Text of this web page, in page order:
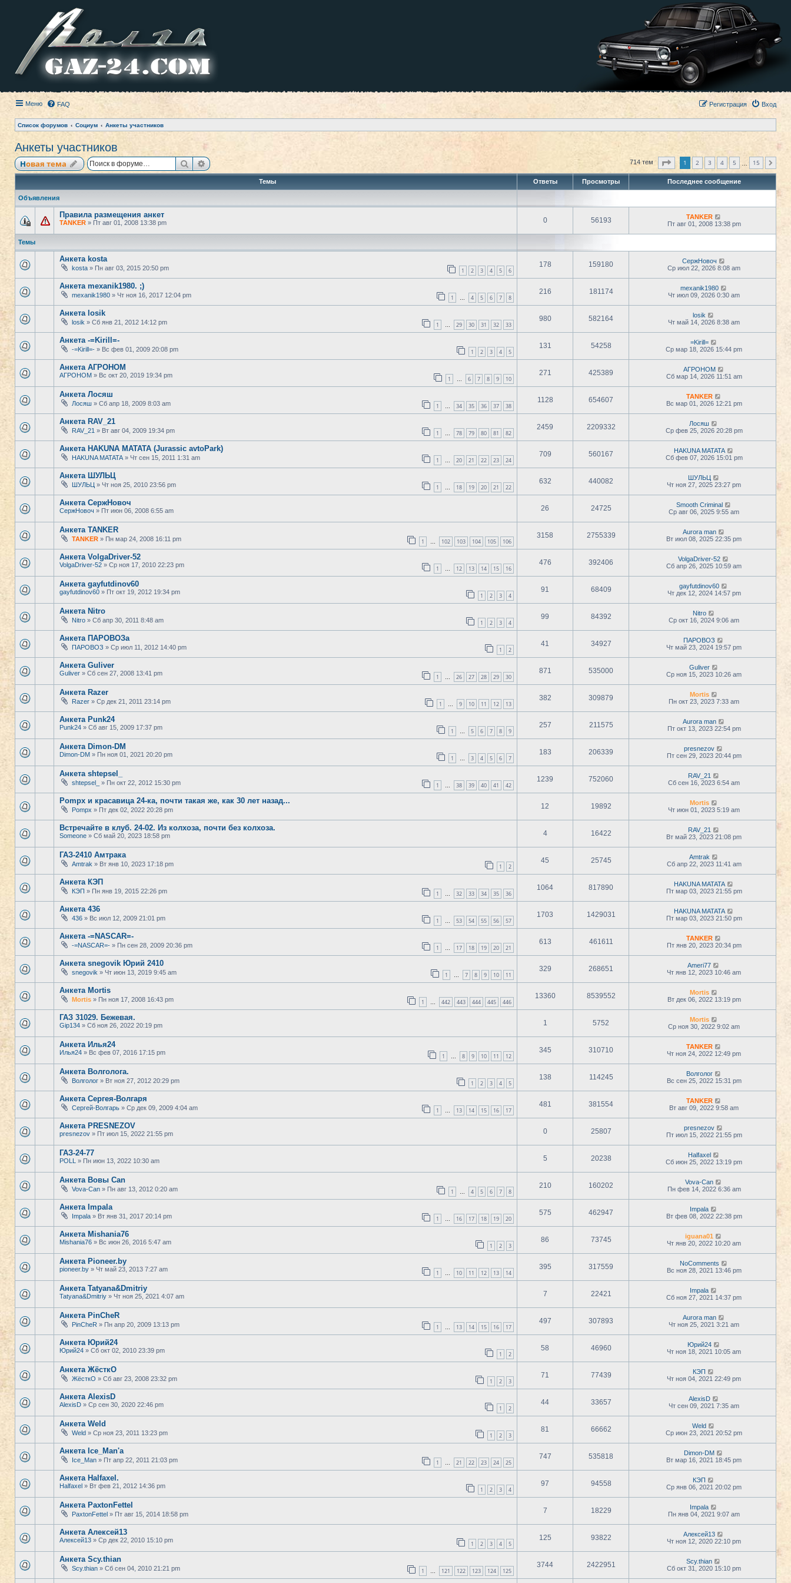
Меню FAQ Вход
Регистрация
Список форумов Социум Анкеты участников
Анкеты участников
Новая тема ПоискРасширенный поиск 714 тем Страница из15
1 2 3 4 5 15
Темы Ответы Просмотры Последнее сообщение
Объявления
Правила размещения анкет
TANKER » Пт авг 01, 2008 13:38 pm 0 56193
TANKER
Пт авг 01, 2008 13:38 pm
Темы
Анкета kosta
kosta » Пн авг 03, 2015 20:50 pm 1 2 3 4 5 6
178 159180
СержНовоч
Ср июл 22, 2026 8:08 am
Анкета mexanik1980. ;)
mexanik1980 » Чт ноя 16, 2017 12:04 pm 1 … 4 5 6 7 8
216 181174
mexanik1980
Чт июл 09, 2026 0:30 am
Анкета losik
losik » Сб янв 21, 2012 14:12 pm 1 … 29 30 31 32 33
980 582164
losik
Чт май 14, 2026 8:38 am
Анкета -=Kirill=-
-=Kirill=- » Вс фев 01, 2009 20:08 pm 1 2 3 4 5
131 54258
=Kirill=
Ср мар 18, 2026 15:44 pm
Анкета АГРОНОМ
АГРОНОМ » Вс окт 20, 2019 19:34 pm 1 … 6 7 8 9 10
271 425389
АГРОНОМ
Сб мар 14, 2026 11:51 am
Анкета Лосяш
Лосяш » Сб апр 18, 2009 8:03 am 1 … 34 35 36 37 38
1128 654607
TANKER
Вс мар 01, 2026 12:21 pm
Анкета RAV_21
RAV_21 » Вт авг 04, 2009 19:34 pm 1 … 78 79 80 81 82
2459 2209332
Лосяш
Ср фев 25, 2026 20:28 pm
Анкета HAKUNA MATATA (Jurassic avtoPark)
HAKUNA MATATA » Чт сен 15, 2011 1:31 am 1 … 20 21 22 23 24
709 560167
HAKUNA MATATA
Сб фев 07, 2026 15:01 pm
Анкета ШУЛЬЦ
ШУЛЬЦ » Чт ноя 25, 2010 23:56 pm 1 … 18 19 20 21 22
632 440082
ШУЛЬЦ
Чт ноя 27, 2025 23:27 pm
Анкета СержНовоч
СержНовоч » Пт июн 06, 2008 6:55 am 26 24725
Smooth Criminal
Ср авг 06, 2025 9:55 am
Анкета TANKER
TANKER » Пн мар 24, 2008 16:11 pm 1 … 102 103 104 105 106
3158 2755339
Aurora man
Вт июл 08, 2025 22:35 pm
Анкета VolgaDriver-52
VolgaDriver-52 » Ср ноя 17, 2010 22:23 pm 1 … 12 13 14 15 16
476 392406
VolgaDriver-52
Сб апр 26, 2025 10:59 am
Анкета gayfutdinov60
gayfutdinov60 » Пт окт 19, 2012 19:34 pm 1 2 3 4
91 68409
gayfutdinov60
Чт дек 12, 2024 14:57 pm
Анкета Nitro
Nitro » Сб апр 30, 2011 8:48 am 1 2 3 4
99 84392
Nitro
Ср окт 16, 2024 9:06 am
Анкета ПАРОВОЗа
ПАРОВОЗ » Ср июл 11, 2012 14:40 pm 1 2
41 34927
ПАРОВОЗ
Чт май 23, 2024 19:57 pm
Анкета Guliver
Guliver » Сб сен 27, 2008 13:41 pm 1 … 26 27 28 29 30
871 535000
Guliver
Ср ноя 15, 2023 10:26 am
Анкета Razer
Razer » Ср дек 21, 2011 23:14 pm 1 … 9 10 11 12 13
382 309879
Mortis
Пн окт 23, 2023 7:33 am
Анкета Punk24
Punk24 » Сб авг 15, 2009 17:37 pm 1 … 5 6 7 8 9
257 211575
Aurora man
Пт окт 13, 2023 22:54 pm
Анкета Dimon-DM
Dimon-DM » Пн ноя 01, 2021 20:20 pm 1 … 3 4 5 6 7
183 206339
presnezov
Пт сен 29, 2023 20:44 pm
Анкета shtepsel_
shtepsel_ » Пн окт 22, 2012 15:30 pm 1 … 38 39 40 41 42
1239 752060
RAV_21
Сб сен 16, 2023 6:54 am
Pompx и красавица 24-ка, почти такая же, как 30 лет назад...
Pompx » Пт дек 02, 2022 20:28 pm 12 19892
Mortis
Чт июн 01, 2023 5:19 am
Встречайте в клуб. 24-02. Из колхоза, почти без колхоза.
Someone » Сб май 20, 2023 18:58 pm 4 16422
RAV_21
Вт май 23, 2023 21:08 pm
ГАЗ-2410 Амтрака
Amtrak » Вт янв 10, 2023 17:18 pm 1 2
45 25745
Amtrak
Сб апр 22, 2023 11:41 am
Анкета КЭП
КЭП » Пн янв 19, 2015 22:26 pm 1 … 32 33 34 35 36
1064 817890
HAKUNA MATATA
Пт мар 03, 2023 21:55 pm
Анкета 436
436 » Вс июл 12, 2009 21:01 pm 1 … 53 54 55 56 57
1703 1429031
HAKUNA MATATA
Пт мар 03, 2023 21:50 pm
Анкета -=NASCAR=-
-=NASCAR=- » Пн сен 28, 2009 20:36 pm 1 … 17 18 19 20 21
613 461611
TANKER
Пт янв 20, 2023 20:34 pm
Анкета snegovik Юрий 2410
snegovik » Чт июн 13, 2019 9:45 am 1 … 7 8 9 10 11
329 268651
Ameri77
Чт янв 12, 2023 10:46 am
Анкета Mortis
Mortis » Пн ноя 17, 2008 16:43 pm 1 … 442 443 444 445 446
13360 8539552
Mortis
Вт дек 06, 2022 13:19 pm
ГАЗ 31029. Бежевая.
Gip134 » Сб ноя 26, 2022 20:19 pm 1 5752
Mortis
Ср ноя 30, 2022 9:02 am
Анкета Илья24
Илья24 » Вс фев 07, 2016 17:15 pm 1 … 8 9 10 11 12
345 310710
TANKER
Чт ноя 24, 2022 12:49 pm
Анкета Волголога.
Волголог » Вт ноя 27, 2012 20:29 pm 1 2 3 4 5
138 114245
Волголог
Вс сен 25, 2022 15:31 pm
Анкета Сергея-Волгаря
Сергей-Волгарь » Ср дек 09, 2009 4:04 am 1 … 13 14 15 16 17
481 381554
TANKER
Вт авг 09, 2022 9:58 am
Анкета PRESNEZOV
presnezov » Пт июл 15, 2022 21:55 pm 0 25807
presnezov
Пт июл 15, 2022 21:55 pm
ГАЗ-24-77
POLL » Пн июн 13, 2022 10:30 am 5 20238
Halfaxel
Сб июн 25, 2022 13:19 pm
Анкета Вовы Can
Vova-Can » Пн авг 13, 2012 0:20 am 1 … 4 5 6 7 8
210 160202
Vova-Can
Пн фев 14, 2022 6:36 am
Анкета Impala
Impala » Вт янв 31, 2017 20:14 pm 1 … 16 17 18 19 20
575 462947
Impala
Вт фев 08, 2022 22:38 pm
Анкета Mishania76
Mishania76 » Вс июн 26, 2016 5:47 am 1 2 3
86 73745
iguana01
Чт янв 20, 2022 10:20 am
Анкета Pioneer.by
pioneer.by » Чт май 23, 2013 7:27 am 1 … 10 11 12 13 14
395 317559
NoComments
Вс ноя 28, 2021 13:46 pm
Анкета Tatyana&Dmitriy
Tatyana&Dmitriy » Чт ноя 25, 2021 4:07 am 7 22421
Impala
Сб ноя 27, 2021 14:37 pm
Анкета PinCheR
PinCheR » Пн апр 20, 2009 13:13 pm 1 … 13 14 15 16 17
497 307893
Aurora man
Чт ноя 25, 2021 3:21 am
Анкета Юрий24
Юрий24 » Сб окт 02, 2010 23:39 pm 1 2
58 46960
Юрий24
Чт ноя 18, 2021 10:05 am
Анкета ЖёсткО
ЖёсткО » Сб авг 23, 2008 23:32 pm 1 2 3
71 77439
КЭП
Чт ноя 04, 2021 22:49 pm
Анкета AlexisD
AlexisD » Ср сен 30, 2020 22:46 pm 1 2
44 33657
AlexisD
Чт сен 09, 2021 7:35 am
Анкета Weld
Weld » Ср ноя 23, 2011 13:23 pm 1 2 3
81 66662
Weld
Ср июн 23, 2021 20:52 pm
Анкета Ice_Man'a
Ice_Man » Пт апр 22, 2011 21:03 pm 1 … 21 22 23 24 25
747 535818
Dimon-DM
Вт мар 16, 2021 18:45 pm
Анкета Halfaxel.
Halfaxel » Вт фев 21, 2012 14:36 pm 1 2 3 4
97 94558
КЭП
Ср янв 06, 2021 20:02 pm
Анкета PaxtonFettel
PaxtonFettel » Пт авг 15, 2014 18:58 pm 7 18229
Impala
Пн янв 04, 2021 9:07 am
Анкета Алексей13
Алексей13 » Ср дек 22, 2010 15:10 pm 1 2 3 4 5
125 93822
Алексей13
Чт ноя 12, 2020 22:10 pm
Анкета Scy.thian
Scy.thian » Сб сен 04, 2010 21:21 pm 1 … 121 122 123 124 125
3744 2422951
Scy.thian
Сб окт 31, 2020 15:10 pm